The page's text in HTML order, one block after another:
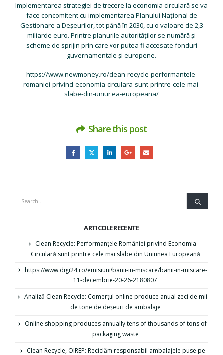
Implementarea strategiei de trecere la economia circulară se va
face concomitent cu implementarea Planului Naţional de
Gestionare a Deşeurilor, tot până în 2030, cu o valoare de 2,3
miliarde euro. Printre planurile autorităţilor se numără şi
scheme de sprijin prin care vor putea fi accesate fonduri
guvernamentale şi europene.
https://www.newmoney.ro/clean-recycle-performantele-
romaniei-privind-economia-circulara-sunt-printre-cele-mai-
slabe-din-uniunea-europeana/
Share this post
ARTICOLE RECENTE
Clean Recycle: Performanţele României privind Economia
Circulară sunt printre cele mai slabe din Uniunea Europeană
https://www.digi24.ro/emisiuni/banii-in-miscare/banii-in-miscare-
11-decembrie-20-26-2180807
Analiză Clean Recycle: Comerțul online produce anual zeci de mii
de tone de deșeuri de ambalaje
Online shopping produces annually tens of thousands of tons of
packaging waste
Clean Recycle, OIREP: Reciclăm responsabil ambalajele puse pe